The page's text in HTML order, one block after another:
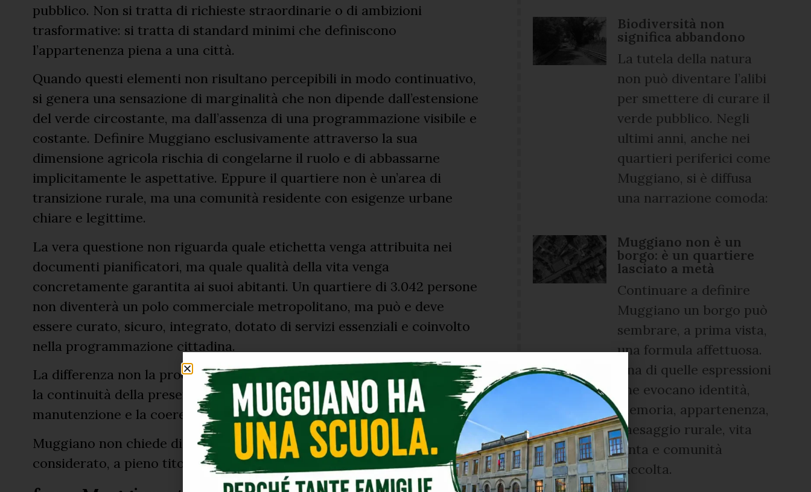
pubblico. Non si tratta di richieste straordinarie o di ambizioni
trasformative: si tratta di standard minimi che definiscono
l’appartenenza piena a una città.
Quando questi elementi non risultano percepibili in modo continuativo,
si genera una sensazione di marginalità che non dipende dall’estensione
del verde circostante, ma dall’assenza di una programmazione visibile e
costante. Definire Muggiano esclusivamente attraverso la sua
dimensione agricola rischia di congelarne il ruolo e di abbassarne
implicitamente le aspettative. Eppure il quartiere non è un’area di
transizione rurale, ma una comunità residente con esigenze urbane
chiare e legittime.
La vera questione non riguarda quale etichetta venga attribuita nei
documenti pianificatori, ma quale qualità della vita venga
concretamente garantita ai suoi abitanti. Un quartiere di 3.042 persone
non diventerà un polo commerciale metropolitano, ma può e deve
essere curato, sicuro, integrato, dotato di servizi essenziali e coinvolto
nella programmazione cittadina.
La differenza non la produce un grande progetto simbolico. La produce
la continuità della presenza amministrativa, la regolarità della
manutenzione e la coerenza tra pianificazione e realtà quotidiana.
Muggiano non chiede di diventare altro da sé. Chiede di essere
considerato, a pieno titolo, parte della città.
Biodiversità non
significa abbandono
La tutela della natura
non può diventare l’alibi
per smettere di curare il
verde pubblico. Negli
ultimi anni, anche nei
quartieri periferici come
Muggiano, si è diffusa
una narrazione comoda:
Muggiano non è un
borgo: è un quartiere
lasciato a metà
Continuare a definire
Muggiano un borgo può
sembrare, a prima vista,
una formula affettuosa.
Una di quelle espressioni
che evocano identità,
memoria, appartenenza,
paesaggio rurale, vita
lenta e comunità
raccolta.